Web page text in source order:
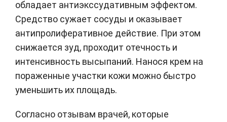
обладает антиэкссудативным эффектом.
Средство сужает сосуды и оказывает
антипролиферативное действие. При этом
снижается зуд, проходит отечность и
интенсивность высыпаний. Нанося крем на
пораженные участки кожи можно быстро
уменьшить их площадь.
Согласно отзывам врачей, которые